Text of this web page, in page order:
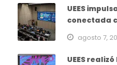
UEES
conectada
agosto 7,
UEES